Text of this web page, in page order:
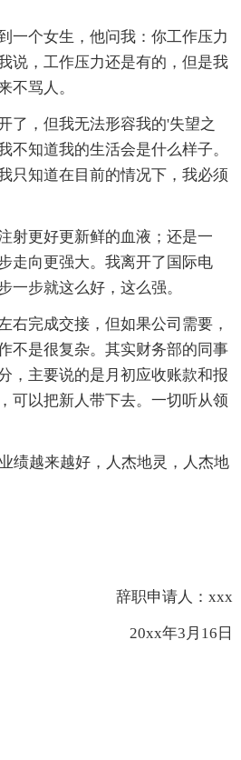
一个女生，他问我：你工作压力
说，工作压力还是有的，但是我
不骂人。
了，但我无法形容我的'失望之
不知道我的生活会是什么样子。
只知道在目前的情况下，我必须
射更好更新鲜的血液；还是一
走向更强大。我离开了国际电
一步就这么好，这么强。
右完成交接，但如果公司需要，
不是很复杂。其实财务部的同事
，主要说的是月初应收账款和报
可以把新人带下去。一切听从领
绩越来越好，人杰地灵，人杰地
辞职申请人：xxx
20xx年3月16日